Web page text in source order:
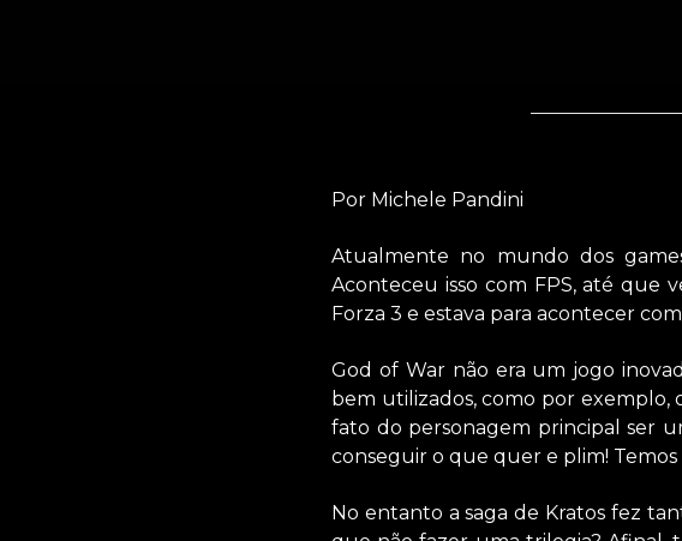
Por Michele Pandini
Atualmente no mundo dos
Aconteceu isso com FPS, até que
Forza 3 e estava para acontecer com
God of War não era um jogo
bem utilizados, como por exemplo,
fato do personagem principal ser
conseguir o que quer e plim! Temos
No entanto a saga de Kratos fez